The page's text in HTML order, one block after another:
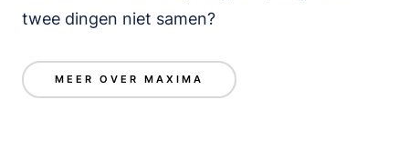
twee dingen niet samen?
MEER OVER MAXIMA